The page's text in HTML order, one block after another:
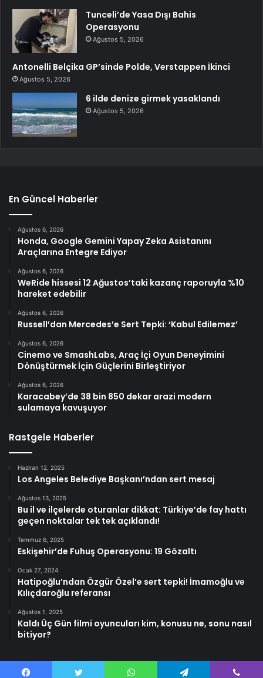
Tunceli’de Yasa Dışı Bahis
Operasyonu
Ağustos 5, 2026
Antonelli Belçika GP’sinde Polde, Verstappen İkinci
Ağustos 5, 2026
6 ilde denize girmek yasaklandı
Ağustos 5, 2026
En Güncel Haberler
Ağustos 6, 2026
Honda, Google Gemini Yapay Zeka Asistanını
Araçlarına Entegre Ediyor
Ağustos 6, 2026
WeRide hissesi 12 Ağustos’taki kazanç raporuyla %10
hareket edebilir
Ağustos 6, 2026
Russell’dan Mercedes’e Sert Tepki: ‘Kabul Edilemez’
Ağustos 6, 2026
Cinemo ve SmashLabs, Araç İçi Oyun Deneyimini
Dönüştürmek İçin Güçlerini Birleştiriyor
Ağustos 6, 2026
Karacabey’de 38 bin 850 dekar arazi modern
sulamaya kavuşuyor
Rastgele Haberler
Haziran 12, 2025
Los Angeles Belediye Başkanı’ndan sert mesaj
Ağustos 13, 2025
Bu il ve ilçelerde oturanlar dikkat: Türkiye’de fay hattı
geçen noktalar tek tek açıklandı!
Temmuz 6, 2025
Eskişehir’de Fuhuş Operasyonu: 19 Gözaltı
Ocak 27, 2024
Hatipoğlu’ndan Özgür Özel’e sert tepki! İmamoğlu ve
Kılıçdaroğlu referansı
Ağustos 1, 2025
Kaldı Üç Gün filmi oyuncuları kim, konusu ne, sonu nasıl
bitiyor?